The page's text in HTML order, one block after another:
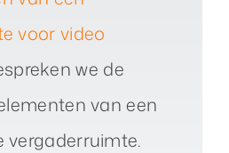
voor video
we de
van een
vergaderruimte.